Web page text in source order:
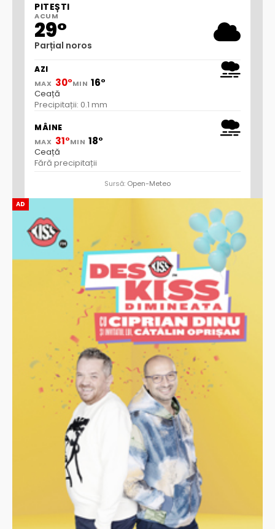
AD
PITEȘTI
ACUM
29°
Parțial noros
AZI
MAX 30°MIN 16°
Ceață
Precipitații: 0.1 mm
MÂINE
MAX 31°MIN 18°
Ceață
Fără precipitații
Sursă: Open-Meteo